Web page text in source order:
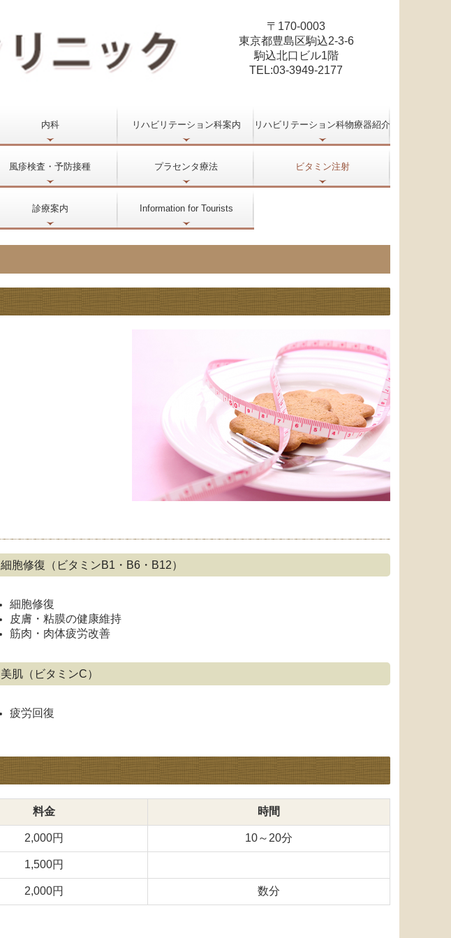
〒170-0003
東京都豊島区駒込2-3-6
駒込北口ビル1階
TEL:03-3949-2177
内科 リハビリテーション科案内 リハビリテーション科物療器紹介
風疹検査・予防接種 プラセンタ療法 ビタミン注射
診療案内 Information for Tourists
細胞修復（ビタミンB1・B6・B12）
細胞修復
皮膚・粘膜の健康維持
筋肉・肉体疲労改善
美肌（ビタミンC）
疲労回復
料金 時間
2,000円 10～20分
1,500円
2,000円 数分